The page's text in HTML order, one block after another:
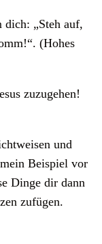
„Steh auf,
(Hohes
zuzugehen!
und
Beispiel vor
Dinge dir dann
zufügen.